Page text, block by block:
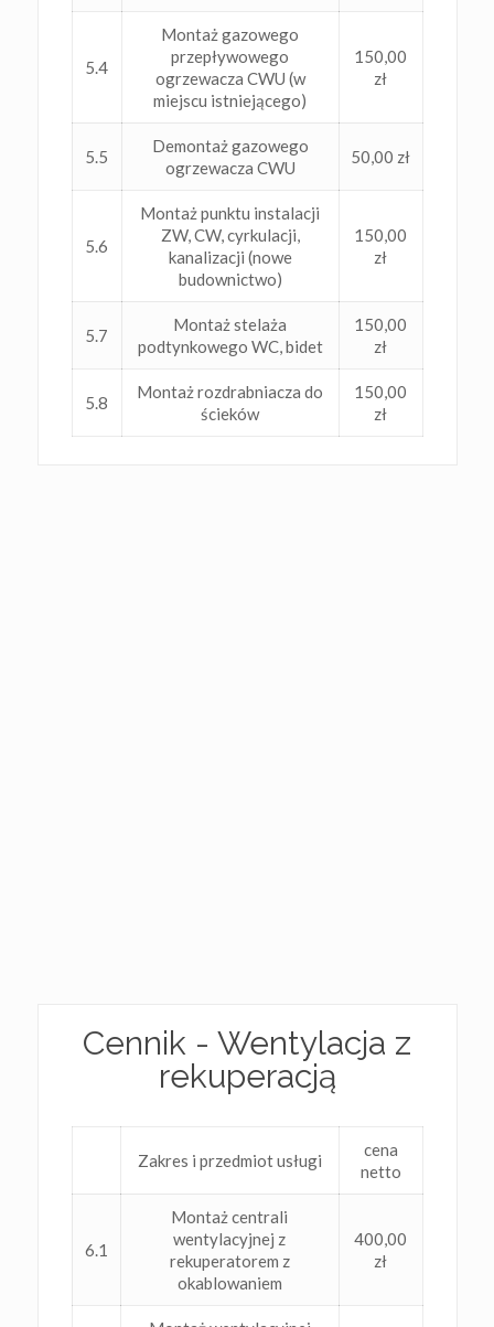
5.4
Montaż gazowego
przepływowego
ogrzewacza CWU (w
miejscu istniejącego)
150,00
zł
5.5
Demontaż gazowego
ogrzewacza CWU
50,00 zł
5.6
Montaż punktu instalacji
ZW, CW, cyrkulacji,
kanalizacji (nowe
budownictwo)
150,00
zł
5.7
Montaż stelaża
podtynkowego WC, bidet
150,00
zł
5.8
Montaż rozdrabniacza do
ścieków
150,00
zł
Cennik - Wentylacja z
rekuperacją
Zakres i przedmiot usługi
cena
netto
6.1
Montaż centrali
wentylacyjnej z
rekuperatorem z
okablowaniem
400,00
zł